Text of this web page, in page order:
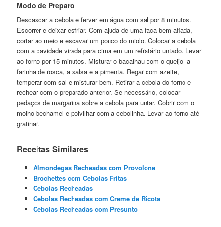
Modo de Preparo
Descascar a cebola e ferver em água com sal por 8 minutos.
Escorrer e deixar esfriar. Com ajuda de uma faca bem afiada,
cortar ao meio e escavar um pouco do miolo. Colocar a cebola
com a cavidade virada para cima em um refratário untado. Levar
ao forno por 15 minutos. Misturar o bacalhau com o queijo, a
farinha de rosca, a salsa e a pimenta. Regar com azeite,
temperar com sal e misturar bem. Retirar a cebola do forno e
rechear com o preparado anterior. Se necessário, colocar
pedaços de margarina sobre a cebola para untar. Cobrir com o
molho bechamel e polvilhar com a cebolinha. Levar ao forno até
gratinar.
Receitas Similares
Almondegas Recheadas com Provolone
Brochettes com Cebolas Fritas
Cebolas Recheadas
Cebolas Recheadas com Creme de Ricota
Cebolas Recheadas com Presunto